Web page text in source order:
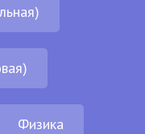
Физика